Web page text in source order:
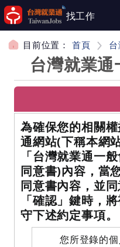
跳到主要內容
找工作
目前位置： 首頁
台灣就業
為確保您的相關
通網站(下稱本網
「台灣就業通一
同意書)內容，當
同意書內容，並
「確認」鍵時，
守下述約定事項。
您所登錄的